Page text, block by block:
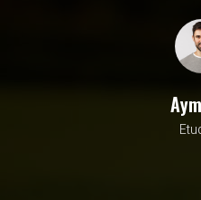
beauté